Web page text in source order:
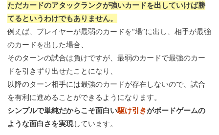
ただカードのアタックランクが強いカードを出していけば勝
てるというわけでもありません。
例えば、プレイヤーが最弱のカードを“場”に出し、相手が最強
のカードを出した場合、
そのターンの試合は負けですが、最弱のカードで最強のカー
ドを引きずり出せたことになり、
以降のターン相手には最強のカードが存在しないので、試合
を有利に進めることができるようになります。
シンプルで単純だからこそ面白い駆け引きがボードゲームの
ような面白さを実現しています。